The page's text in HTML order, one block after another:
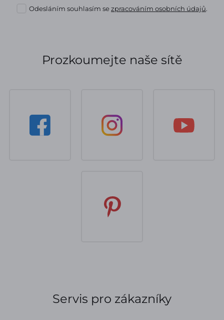
Odesláním souhlasím sezpracováním osobních údajů.
Prozkoumejte naše sítě
Servis pro zákazníky